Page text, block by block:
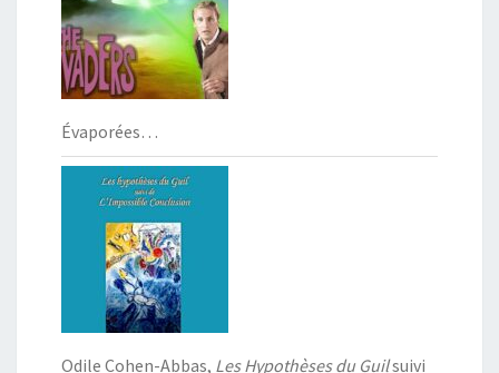
Évaporées…
Odile Cohen-Abbas, Les Hypothèses du Guilsuivi